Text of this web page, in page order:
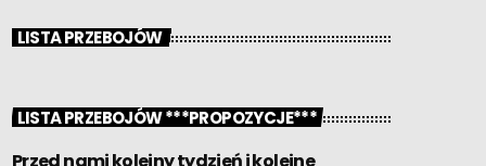
LISTA PRZEBOJÓW
LISTA PRZEBOJÓW ***PROPOZYCJE***